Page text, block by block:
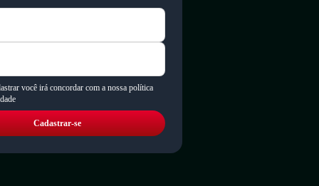
você irá concordar com a nossa política
Cadastrar-se